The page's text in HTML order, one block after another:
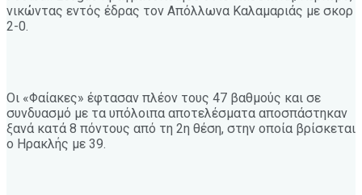
νικώντας εντός έδρας τον Απόλλωνα Καλαμαριάς με σκορ
2-0.
Οι «Φαίακες» έφτασαν πλέον τους 47 βαθμούς και σε
συνδυασμό με τα υπόλοιπα αποτελέσματα αποσπάστηκαν
ξανά κατά 8 πόντους από τη 2η θέση, στην οποία βρίσκεται
ο Ηρακλής με 39.